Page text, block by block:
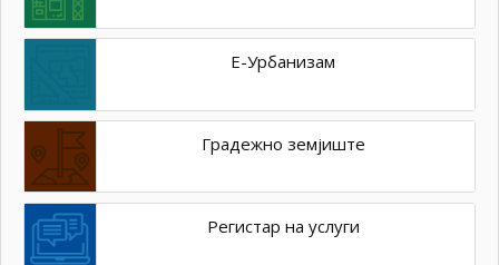
Е-Урбанизам
Градежно земјиште
Регистар на услуги